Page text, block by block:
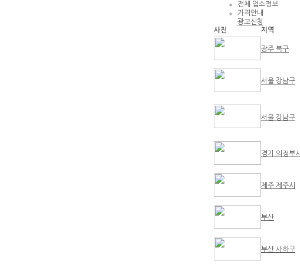
전체 업소정보
가격안내
광고신청
사진
지역
광주 북구
서울 강남구
서울 강남구
경기 의정부시
제주 제주시
부산
부산 사하구